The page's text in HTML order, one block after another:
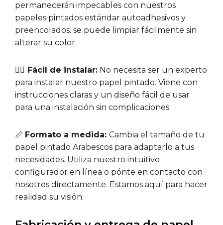
permanecerán impecables con nuestros
papeles pintados estándar autoadhesivos y
preencolados. se puede limpiar fácilmente sin
alterar su color.
🧘‍♀️ Fácil de instalar: No necesita ser un experto
para instalar nuestro papel pintado. Viene con
instrucciones claras y un diseño fácil de usar
para una instalación sin complicaciones.
📏 Formato a medida: Cambia el tamaño de tu
papel pintado Arabescos para adaptarlo a tus
necesidades. Utiliza nuestro intuitivo
configurador en línea o pónte en contacto con
nosotros directamente. Estamos aquí para hacer
realidad su visión.